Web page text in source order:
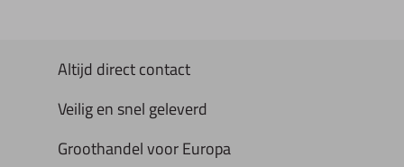
Altijd direct contact
Veilig en snel geleverd
Groothandel voor Europa